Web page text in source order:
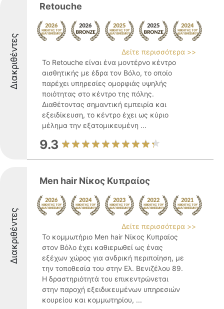
Διακριθέντες
Retouche
Δείτε περισσότερα >>
Το Retouche είναι ένα μοντέρνο κέντρο
αισθητικής με έδρα τον Βόλο, το οποίο
παρέχει υπηρεσίες ομορφιάς υψηλής
ποιότητας στο κέντρο της πόλης.
Διαθέτοντας σημαντική εμπειρία και
εξειδίκευση, το κέντρο έχει ως κύριο
μέλημα την εξατομικευμένη ...
9.3
Διακριθέντες
Men hair Νίκος Κυπραίος
Δείτε περισσότερα >>
Το κομμωτήριο Men hair Νίκος Κυπραίος
στον Βόλο έχει καθιερωθεί ως ένας
εξέχων χώρος για ανδρική περιποίηση, με
την τοποθεσία του στην Ελ. Βενιζέλου 89.
Η δραστηριότητά του επικεντρώνεται
στην παροχή εξειδικευμένων υπηρεσιών
κουρείου και κομμωτηρίου, ...